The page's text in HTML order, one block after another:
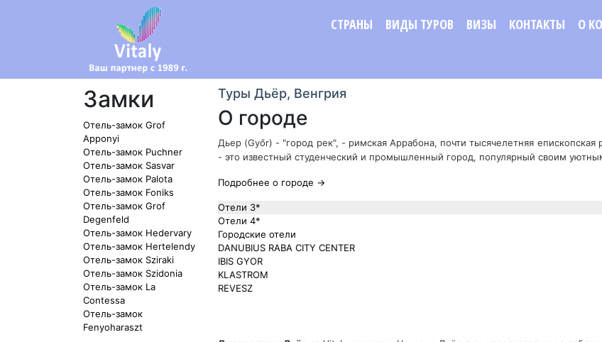
СТРАНЫ ВИДЫ ТУРОВ ВИЗЫ КОНТАКТЫ О
Замки
Отель-замок Grof
Apponyi
Отель-замок Puchner
Отель-замок Sasvar
Отель-замок Palota
Отель-замок Foniks
Отель-замок Grof
Degenfeld
Отель-замок Hedervary
Отель-замок Hertelendy
Отель-замок Sziraki
Отель-замок Szidonia
Отель-замок La
Contessa
Отель-замок
Fenyoharaszt
Туры Дьёр, Венгрия
О городе
Дьер (Győr) - "город рек", - римская Аррабона, почти тысячелетняя
- это известный студенческий и промышленный город, популярный своим
Подробнее о городе →
Отели 3*
Отели 4*
Городские отели
DANUBIUS RABA CITY CENTER
IBIS GYOR
KLASTROM
REVESZ